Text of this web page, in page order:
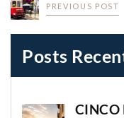
PREVIOUS POST
Posts
CINCO